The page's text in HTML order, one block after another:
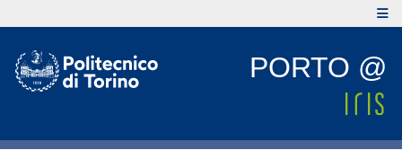
PORTO @